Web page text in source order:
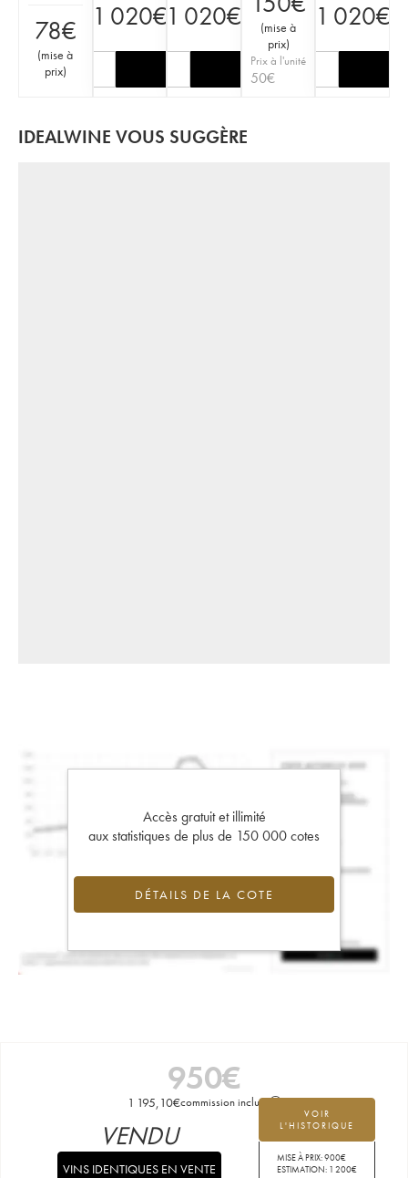
78€
(mise à
prix)
1 020€1 020€ (mise à
prix)
Prix à l'unité
50€
1 020€
IDEALWINE VOUS SUGGÈRE
Accès gratuit et illimité
aux statistiques de plus de 150 000 cotes
DÉTAILS DE LA COTE
950€
1 195,10€commission incluse
VOIR
L'HISTORIQUE
MISE À PRIX:900€
ESTIMATION: 1 200€
VENDU
VINS IDENTIQUES EN VENTE